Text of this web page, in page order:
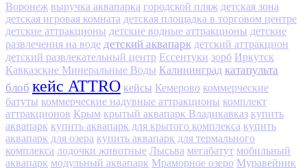
Воронеж выручка аквапарка городской пляж детская зона
детская игровая комната детская площадка в торговом центре
детские аттракционы детские водные аттракционы детские
развлечения на воде детский аквапарк детский аттракцион
детский развлекательный центр Ессентуки зорб Иркутск
Кавказские Минеральные Воды Калининград катапульта
блоб кейс ATTRO кейсы Кемерово коммерческие
батуты коммерческие надувные аттракционы комплект
аттракционов Крым крытый аквапарк Владикавказ купить
аквапарк купить аквапарк для крытого комплекса купить
аквапарк для озера купить аквапарк для термального
комплекса лодочки животные Лысьва мегабатут мобильный
аквапарк модульный аквапарк Мраморное озеро Муравейник